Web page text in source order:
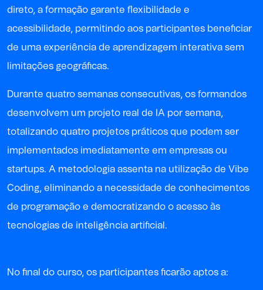
direto, a formação garante flexibilidade e
acessibilidade, permitindo aos participantes beneficiar
de uma experiência de aprendizagem interativa sem
limitações geográficas.
Durante quatro semanas consecutivas, os formandos
desenvolvem um projeto real de IA por semana,
totalizando quatro projetos práticos que podem ser
implementados imediatamente em empresas ou
startups. A metodologia assenta na utilização de Vibe
Coding, eliminando a necessidade de conhecimentos
de programação e democratizando o acesso às
tecnologias de inteligência artificial.
No final do curso, os participantes ficarão aptos a: